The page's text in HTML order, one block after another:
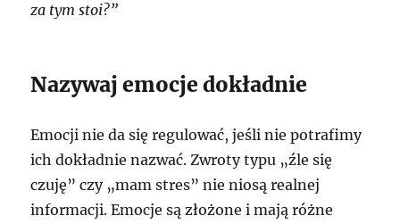
za tym stoi?”
Nazywaj emocje dokładnie
Emocji nie da się regulować, jeśli nie potrafimy
ich dokładnie nazwać. Zwroty typu „źle się
czuję” czy „mam stres” nie niosą realnej
informacji. Emocje są złożone i mają różne